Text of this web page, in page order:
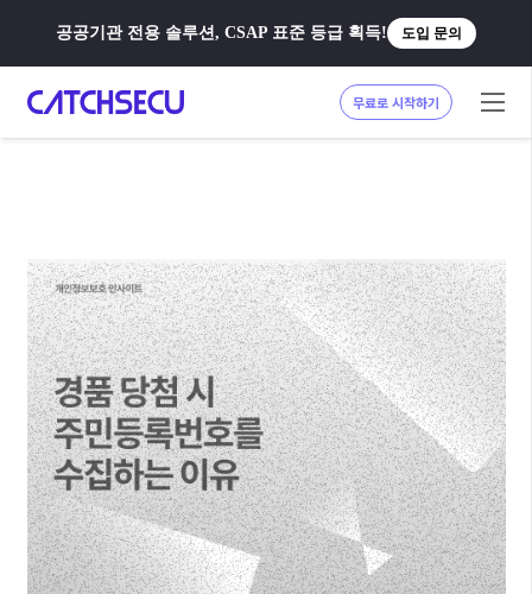
공공기관 전용 솔루션, CSAP 표준 등급 획득! 도입 문의
무료로 시작하기